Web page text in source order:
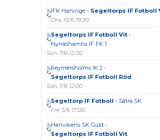
IFK Haninge - Segeltorps IF Fotboll
Ons 10/6 19:30
Segeltorps IF Fotboll Vit-
Nynäshamns IF FK 1
Sön 7/6 12:00
Reymersholms IK 2 -
Segeltorps IF Fotboll Röd
Sön 7/6 12:00
Segeltorp IF Fotboll - Sätra SK
Fre 5/6 17:00
Hanvikens SK Guld -
Segeltorps IF Fotboll Vit